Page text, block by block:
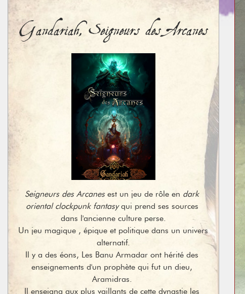
Gandariah, Seigneurs des Arcanes
Seigneurs des Arcanes est un jeu de rôle en dark
oriental clockpunk fantasy qui prend ses sources
dans l'ancienne culture perse.
Un jeu magique , épique et politique dans un univers
alternatif.
Il y a des éons, Les Banu Armadar ont hérité des
enseignements d'un prophète qui fut un dieu,
Aramidras.
Il enseigna aux plus vaillants de cette dynastie les